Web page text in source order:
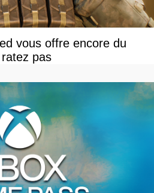
vous offre encore du
pas